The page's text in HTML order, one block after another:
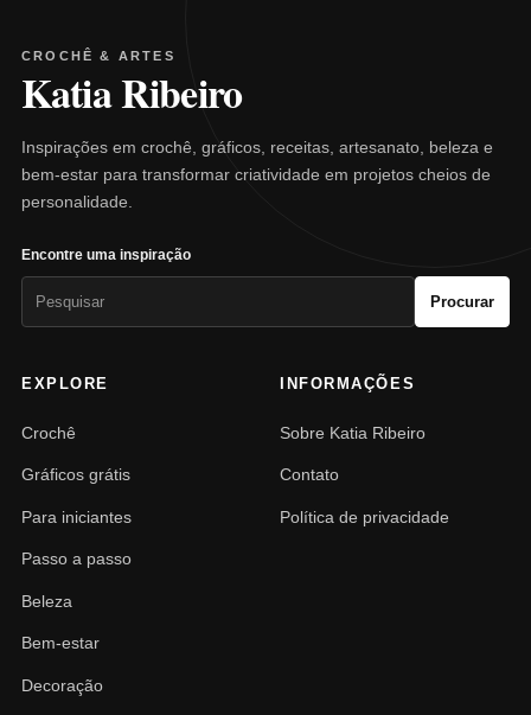
CROCHÊ & ARTES
Katia Ribeiro
Inspirações em crochê, gráficos, receitas, artesanato, beleza e
bem-estar para transformar criatividade em projetos cheios de
personalidade.
Encontre uma inspiração
Procurar
EXPLORE
Crochê
Gráficos grátis
Para iniciantes
Passo a passo
Beleza
Bem-estar
Decoração
INFORMAÇÕES
Sobre Katia Ribeiro
Contato
Política de privacidade